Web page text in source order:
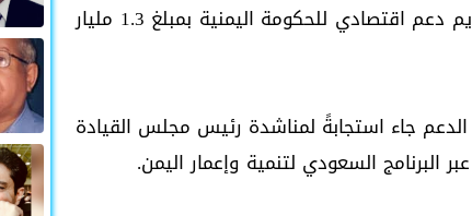
أعلنت المملكة العربية السعودية، السبت، عن تقديم دعم اقتصادي للحكومة اليمنية بمبلغ 1.3 مليار
الدعم جاء استجابةً لمناشدة رئيس مجلس القيادة
السعودي لتنمية وإعمار اليمن.